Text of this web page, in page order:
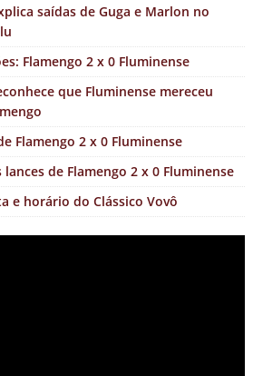
saídas de Guga e Marlon no
Flamengo 2 x 0 Fluminense
que Fluminense mereceu
Flamengo 2 x 0 Fluminense
de Flamengo 2 x 0 Fluminense
e horário do Clássico Vovô